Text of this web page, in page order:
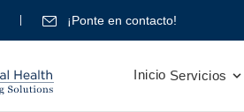
¡Ponte en contacto!
Inicio Servicios